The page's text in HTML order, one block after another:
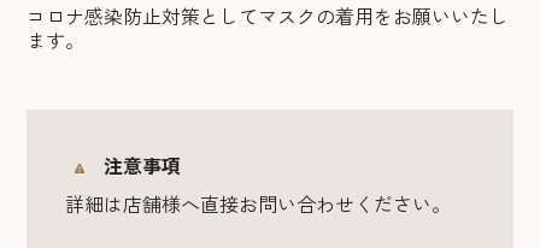
コロナ感染防止対策としてマスクの着用をお願いいたし
ます。
注意事項
詳細は店舗様へ直接お問い合わせください。